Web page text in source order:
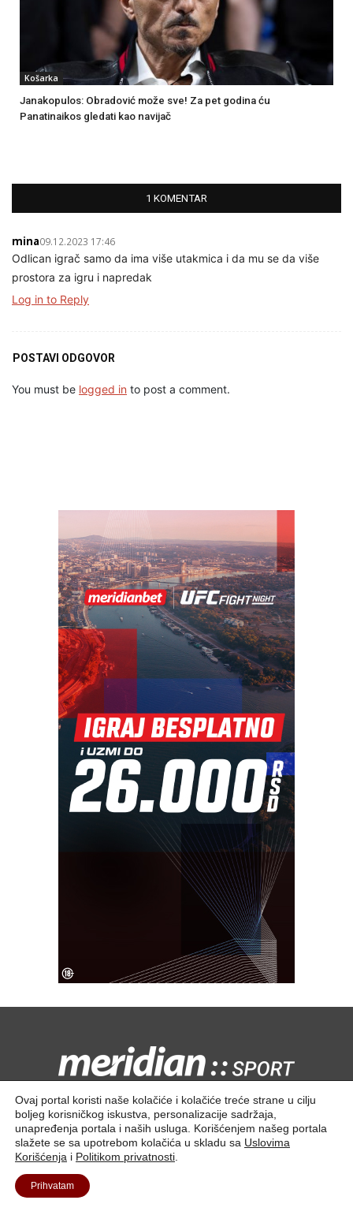
Košarka
Janakopulos: Obradović može sve! Za pet godina ću
Panatinaikos gledati kao navijač
1 KOMENTAR
mina09.12.2023 17:46
Odlican igrač samo da ima više utakmica i da mu se da više
prostora za igru i napredak
Log in to Reply
POSTAVI ODGOVOR
You must be logged in to post a comment.
Kontaktirajte nas:redakcija@meridiansport.rs
Ovaj portal koristi naše kolačiće i kolačiće treće strane u cilju
boljeg korisničkog iskustva, personalizacije sadržaja,
unapređenja portala i naših usluga. Korišćenjem našeg portala
slažete se sa upotrebom kolačića u skladu sa Uslovima
Korišćenja i Politikom privatnosti
Prihvatam